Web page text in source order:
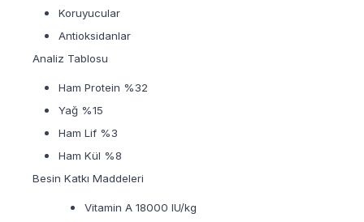
Koruyucular
Antioksidanlar
Analiz Tablosu
Ham Protein %32
Yağ %15
Ham Lif %3
Ham Kül %8
Besin Katkı Maddeleri
Vitamin A 18000 IU/kg